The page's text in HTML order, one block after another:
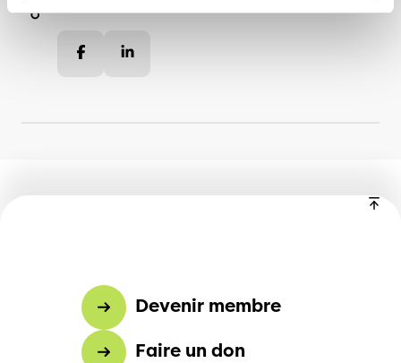
Facebook
Devenir membre
Faire un don